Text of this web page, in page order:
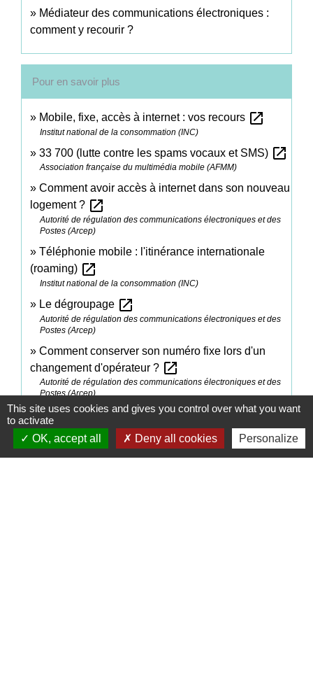
Médiateur des communications électroniques :
comment y recourir ?
Pour en savoir plus
Mobile, fixe, accès à internet : vos recours open_in_new
Institut national de la consommation (INC)
33 700 (lutte contre les spams vocaux et SMS) open_in_new
Association française du multimédia mobile (AFMM)
Comment avoir accès à internet dans son nouveau
logement ? open_in_new
Autorité de régulation des communications électroniques et des
Postes (Arcep)
Téléphonie mobile : l'itinérance internationale
(roaming) open_in_new
Institut national de la consommation (INC)
Le dégroupage open_in_new
Autorité de régulation des communications électroniques et des
Postes (Arcep)
Comment conserver son numéro fixe lors d'un
changement d'opérateur ? open_in_new
Autorité de régulation des communications électroniques et des
Postes (Arcep)
Signaler une erreur sur cette page
This site uses cookies and gives you control over what you want
to activate
OK, accept all
Deny all cookies Personalize